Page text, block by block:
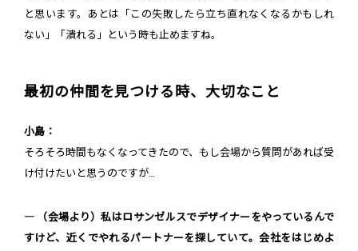
と思います。あとは「この失敗したら立ち直れなくなるかもしれ
ない」「潰れる」という時も止めますね。
最初の仲間を見つける時、大切なこと
小島：
そろそろ時間もなくなってきたので、もし会場から質問があれば受
け付けたいと思うのですが…
― （会場より）私はロサンゼルスでデザイナーをやっているんで
すけど、近くでやれるパートナーを探していて。会社をはじめよ